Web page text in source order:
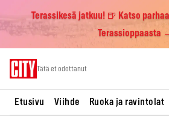
Terassikesä jatkuu! 🍺 Katso
Terassioppaasta
Tätä et odottanut
Etusivu Viihde Ruoka ja ravintolat